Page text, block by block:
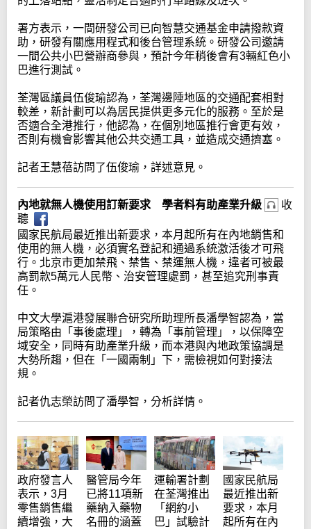
署方表示，一間研發公司已向智慧交通基金申請撥款資
助，研發有關應用程式和後台管理系統。研發公司邀請
一間公共小巴營辦商參與，預計今年稍後會有3輛紅色小
巴進行測試。
荃灣區議員伍俊瑜認為，荃灣邊陲地區的交通配套相對
較差，新計劃可以為居民提供更多元化的服務。至於是
否適合全港推行，他認為，在個別地區推行會更有效，
否則有機會影響其他公共交通工具，並造成交通擠塞。
記者王慧蓓訪問了伍俊瑜，詳述意見。
內地就無人機使用訂新要求 學者料有助產業升級
收
聽
國家民航局最近推出新要求，本月起所有在內地銷售和
使用的無人機，必須實名登記和通過系統激活後才可飛
行。北京市更加禁飛、禁售、禁運無人機，違者可被最
高罰款5萬元人民幣、治安管理處罰，甚至追究刑事責
任。
中文大學滬港發展聯合研究所助理所長潘學智認為，當
局策略由「事後處理」，轉為「事前管理」，以保障空
域安全，同時有助產業升級，而本港與內地政策協調是
大勢所趨，但在「一國兩制」下，需檢視如何對接法
規。
記者仇志榮訪問了潘學智，分析詳情。
政府發言人
表示，3月
零售銷售繼
續增強，大
醫管局今年
已將11項新
藥納入藥物
名冊的涵蓋
運輸署計劃
在荃灣推出
「網約小
巴」試驗計
國家民航局
最近推出新
要求，本月
起所有在內